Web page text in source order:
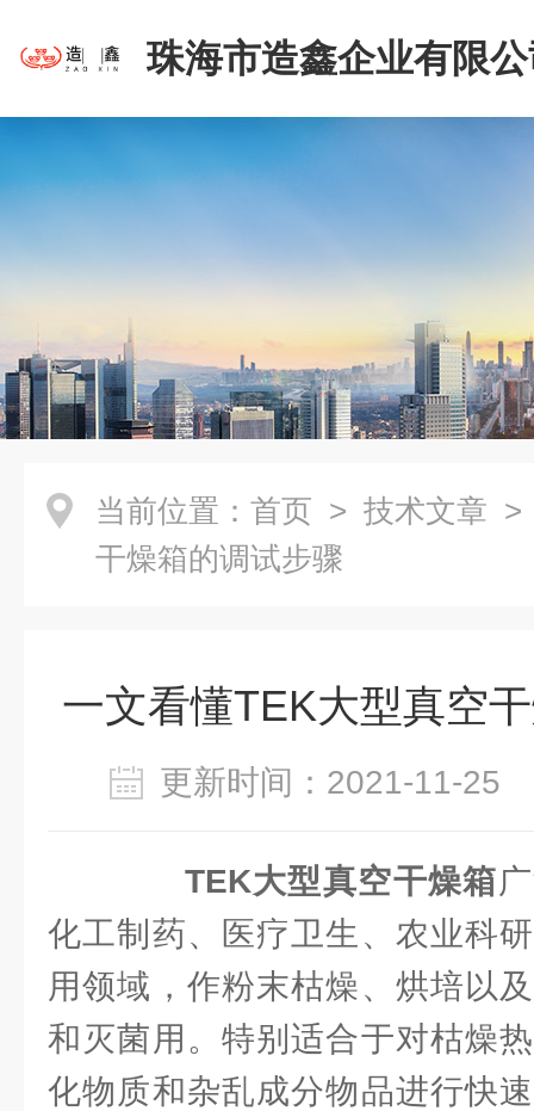
珠海市造鑫企业有限
当前位置： 首页 > 技术文章 >
干燥箱的调试步骤
一文看懂TEK大型真空
更新时间：2021-11-
TEK大型真空干燥箱
化工制药、医疗卫生、农业科
用领域，作粉末枯燥、烘培以
和灭菌用。特别适合于对枯燥
化物质和杂乱成分物品进行快